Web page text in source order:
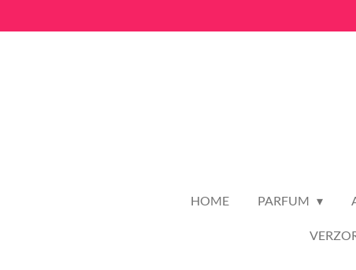
direct
HOME PARFUM